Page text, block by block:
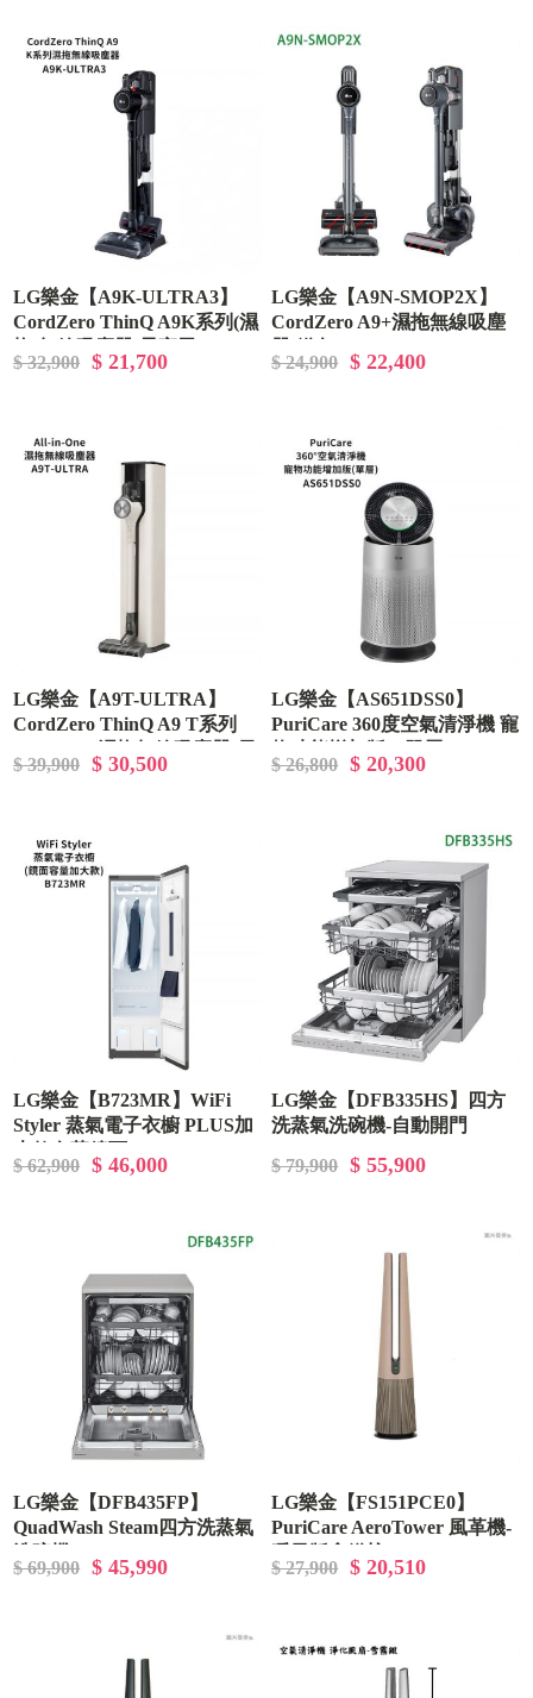
LG樂金【A9K-ULTRA3】
CordZero ThinQ A9K系列(濕
$ 32,900 $ 21,700
LG樂金【A9N-SMOP2X】
CordZero A9+濕拖無線吸塵
$ 24,900 $ 22,400
LG樂金【A9T-ULTRA】
CordZero ThinQ A9 T系列
霧白
$ 39,900 $ 30,500
LG樂金【AS651DSS0】
PuriCare 360度空氣清淨機 寵
$ 26,800 $ 20,300
LG樂金【B723MR】WiFi
Styler 蒸氣電子衣櫥 PLUS加
$ 62,900 $ 46,000
LG樂金【DFB335HS】四方
洗蒸氣洗碗機-自動開門
$ 79,900
$ 55,900
LG樂金【DFB435FP】
QuadWash Steam四方洗蒸氣
$ 69,900 $ 45,990
LG樂金【FS151PCE0】
PuriCare AeroTower 風革機-
$ 27,900 $ 20,510